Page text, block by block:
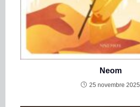
Neom
25 novembre 2025